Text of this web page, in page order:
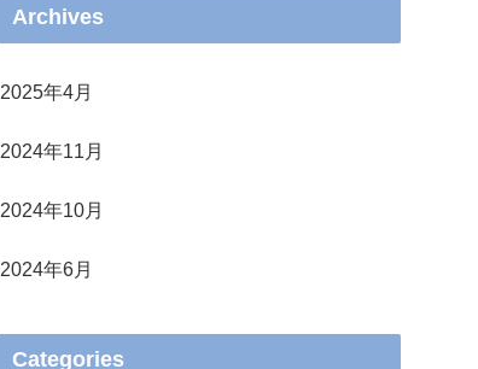
Archives
2025年4月
2024年11月
2024年10月
2024年6月
Categories